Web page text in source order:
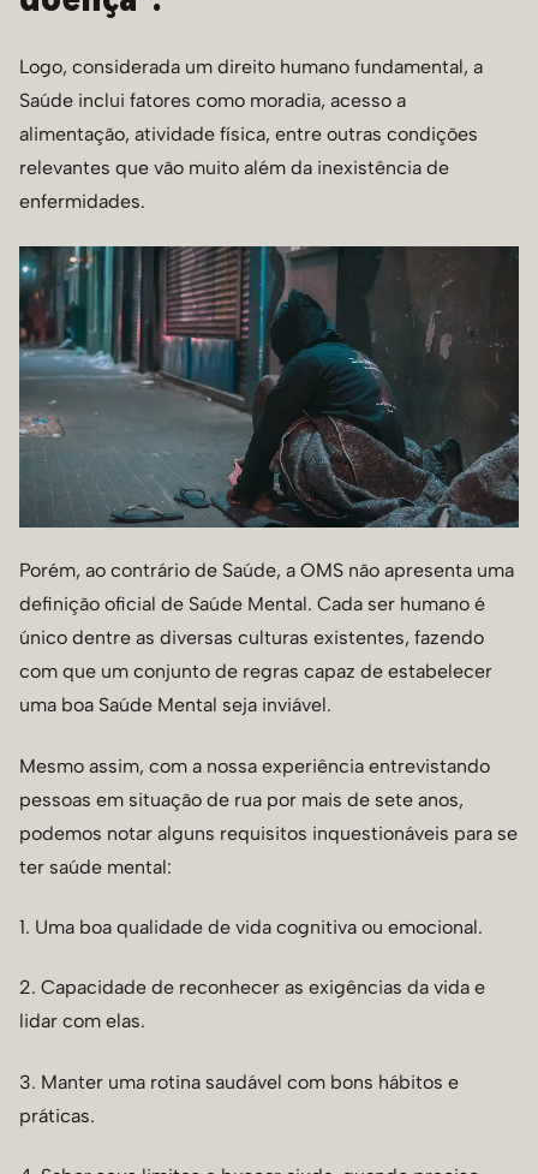
Logo, considerada um direito humano fundamental, a
Saúde inclui fatores como moradia, acesso a
alimentação, atividade física, entre outras condições
relevantes que vão muito além da inexistência de
enfermidades.
Porém, ao contrário de Saúde, a OMS não apresenta uma
definição oficial de Saúde Mental. Cada ser humano é
único dentre as diversas culturas existentes, fazendo
com que um conjunto de regras capaz de estabelecer
uma boa Saúde Mental seja inviável.
Mesmo assim, com a nossa experiência entrevistando
pessoas em situação de rua por mais de sete anos,
podemos notar alguns requisitos inquestionáveis para se
ter saúde mental:
1. Uma boa qualidade de vida cognitiva ou emocional.
2. Capacidade de reconhecer as exigências da vida e
lidar com elas.
3. Manter uma rotina saudável com bons hábitos e
práticas.